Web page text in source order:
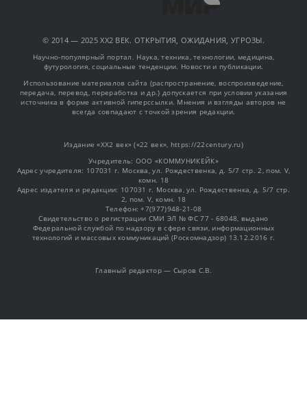
© 2014 — 2025 XX2 ВЕК. ОТКРЫТИЯ, ОЖИДАНИЯ, УГРОЗЫ.
Научно-популярный портал. Наука, техника, технологии, медицина,
футурология, социальные тенденции. Новости и публикации.
Использование материалов сайта (распространение, воспроизведение,
передача, перевод, переработка и др.) допускается при условии указания
источника в форме активной гиперссылки. Мнения и взгляды авторов не
всегда совпадают с точкой зрения редакции.
Издание «XX2 век» («22 век», https://22century.ru)
Учредитель: OOO «КОММУНИКЕЙК»
Адрес учредителя: 107031 г. Москва, ул. Рождественка, д. 5/7 стр. 2, пом. V,
комн. 18
Адрес издателя и редакции: 107031 г. Москва, ул. Рождественка, д. 5/7 стр.
2, пом. V, комн. 18
Телефон: +7(977)948-21-08
Свидетельство о регистрации СМИ ЭЛ № ФС 77 - 68048, выдано
Федеральной службой по надзору в сфере связи, информационных
технологий и массовых коммуникаций (Роскомнадзор) 13.12.2016 г.
Главный редактор — Сыров С.В.